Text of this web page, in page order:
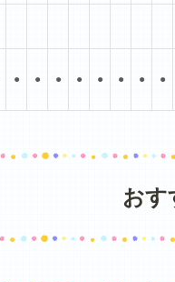
● ● ● ● ● ● ● ●
おす